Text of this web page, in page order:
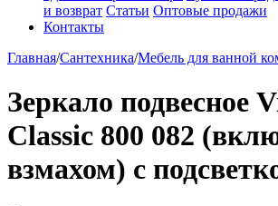
и возврат Статьи Оптовые продажи
Контакты
Главная/Сантехника/Мебель для ванной
Зеркало подвесное
Classic 800 082
взмахом) с